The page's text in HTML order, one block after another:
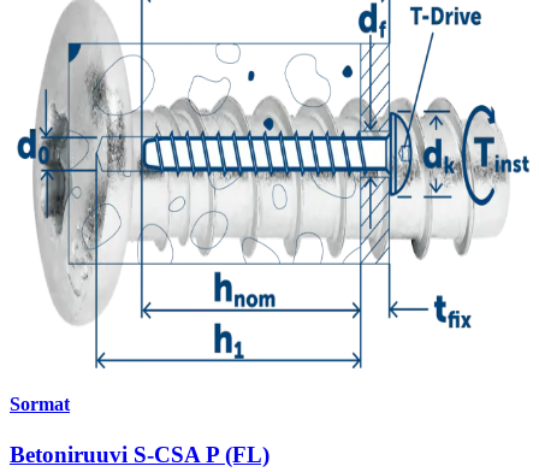
Sormat
Betoniruuvi S-CSA P (FL)